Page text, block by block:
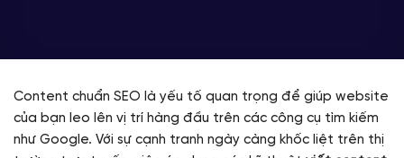
Content chuẩn SEO là yếu tố quan trọng để giúp website
của bạn leo lên vị trí hàng đầu trên các công cụ tìm kiếm
như Google. Với sự cạnh tranh ngày càng khốc liệt trên thị